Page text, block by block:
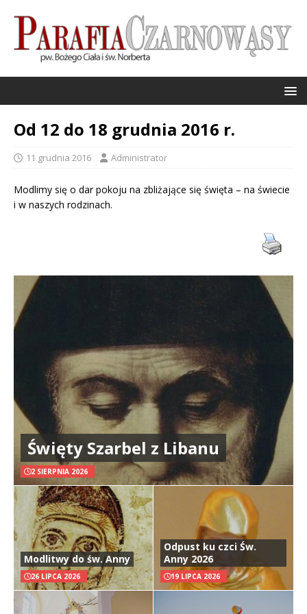
Od 12 do 18 grudnia 2016 r.
11 grudnia 2016 Administrator
Modlimy się o dar pokoju na zbliżające się święta – na świecie
i w naszych rodzinach.
Święty Szarbel z Libanu
2 SIERPNIA 2026
Modlitwy do św. Anny
26 LIPCA 2026
Odpust ku czci Św.
Anny 2026
19 LIPCA 2026